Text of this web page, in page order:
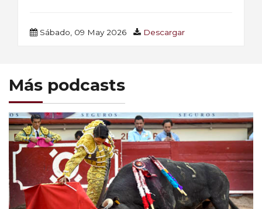
Sábado, 09 May 2026 Descargar
Más podcasts